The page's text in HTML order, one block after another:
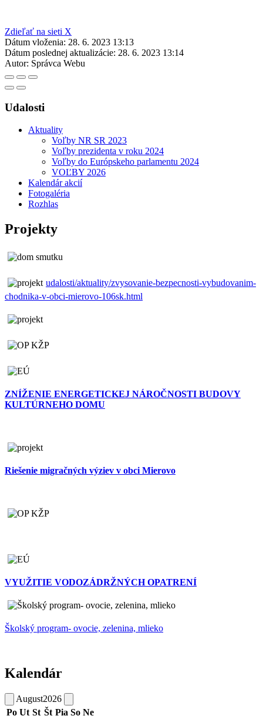
Zdieľať na sieti X
Dátum vloženia: 28. 6. 2023 13:13
Dátum poslednej aktualizácie: 28. 6. 2023 13:14
Autor: Správca Webu
Udalosti
Aktuality
Voľby NR SR 2023
Voľby prezidenta v roku 2024
Voľby do Európskeho parlamentu 2024
VOĽBY 2026
Kalendár akcií
Fotogaléria
Rozhlas
Projekty
udalosti/aktuality/zvysovanie-bezpecnosti-vybudovanim-
chodnika-v-obci-mierovo-106sk.html
ZNÍŽENIE ENERGETICKEJ NÁROČNOSTI BUDOVY
KULTÚRNEHO DOMU
Riešenie migračných výziev v obci Mierovo
VYUŽITIE VODOZÁDRŽNÝCH OPATRENÍ
Školský program- ovocie, zelenina, mlieko
Kalendár
August2026
Po Ut St Št Pia So Ne